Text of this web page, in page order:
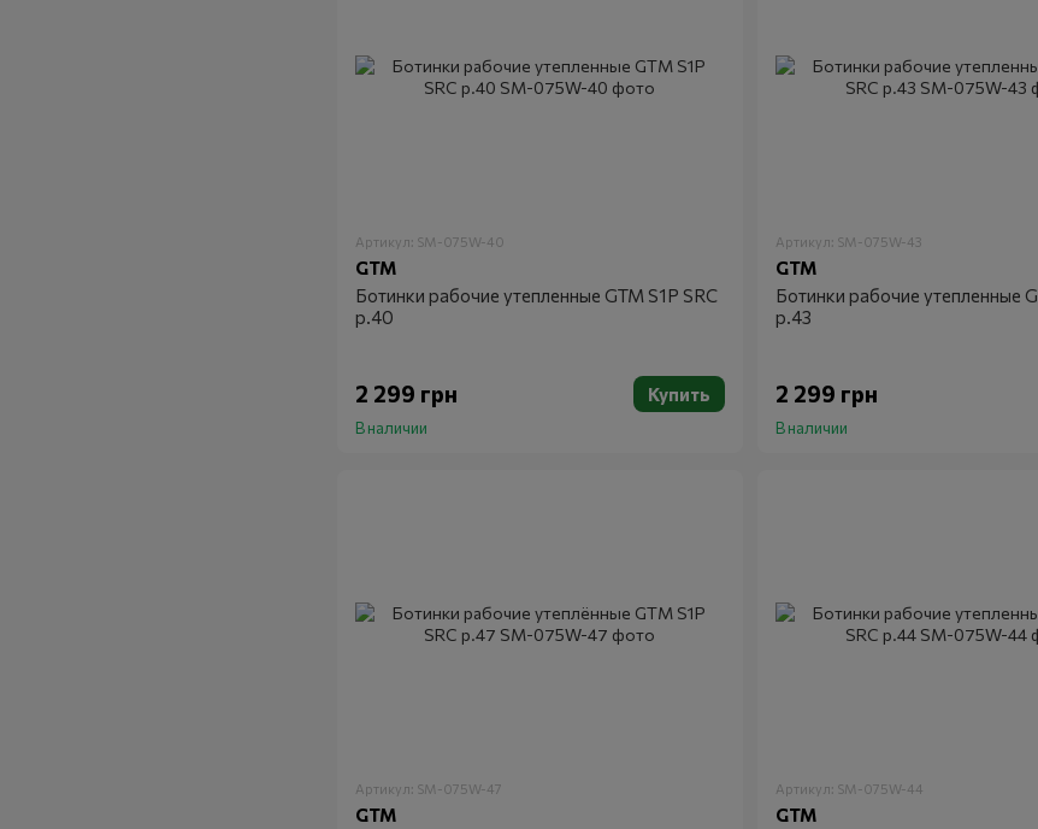
Артикул: SM-075W-40
GTM
Ботинки рабочие утепленные GTM S1P SRC
р.40
2 299 грн Купить
В наличии
Артикул: SM-075W-43
GTM
Ботинки рабочие утепленные
р.43
2 299 грн
В наличии
Артикул: SM-075W-47
GTM
Артикул: SM-075W-44
GTM